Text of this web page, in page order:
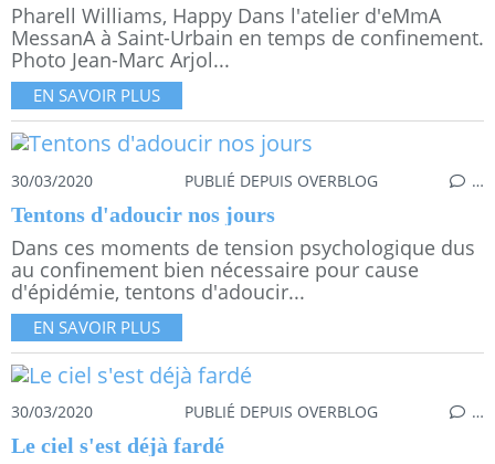
Pharell Williams, Happy Dans l'atelier d'eMmA
MessanA à Saint-Urbain en temps de confinement.
Photo Jean-Marc Arjol...
EN SAVOIR PLUS
30/03/2020 PUBLIÉ DEPUIS OVERBLOG …
Tentons d'adoucir nos jours
Dans ces moments de tension psychologique dus
au confinement bien nécessaire pour cause
d'épidémie, tentons d'adoucir...
EN SAVOIR PLUS
30/03/2020 PUBLIÉ DEPUIS OVERBLOG …
Le ciel s'est déjà fardé